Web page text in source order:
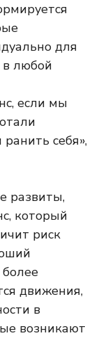
для
в любой
если мы
себя»,
развиты,
который
риск
движения,
в
возникают